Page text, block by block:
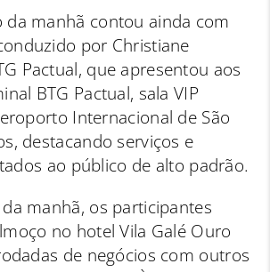
da manhã contou ainda com
por Christiane
Pactual, que apresentou aos
BTG Pactual, sala VIP
Internacional de São
destacando serviços e
ao público de alto padrão.
manhã, os participantes
no hotel Vila Galé Ouro
de negócios com outros